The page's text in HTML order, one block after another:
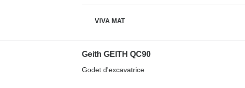
VIVA MAT
Geith GEITH QC90
Godet d'excavatrice